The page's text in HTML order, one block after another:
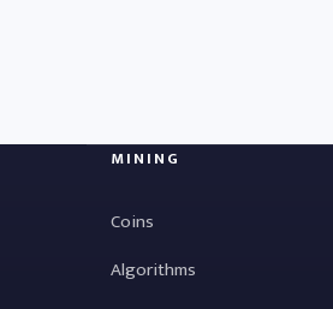
MINING
Coins
Algorithms